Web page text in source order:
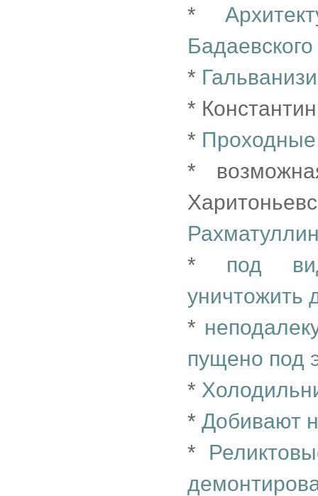
*
*
*
*
*
* под
уничтожить
*
пущено под
*
* Добивают
*